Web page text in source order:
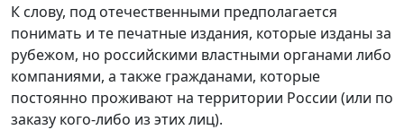
К слову, под отечественными предполагается
понимать и те печатные издания, которые изданы за
рубежом, но российскими властными органами либо
компаниями, а также гражданами, которые
постоянно проживают на территории России (или по
заказу кого-либо из этих лиц).